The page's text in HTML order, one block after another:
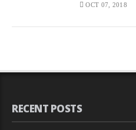
OCT 07, 2018
RECENT POSTS